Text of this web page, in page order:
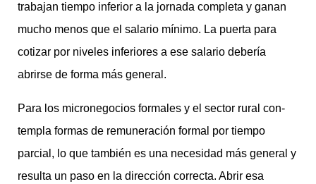
trabajan tiempo inferior a la jornada completa y ganan
mucho menos que el salario mínimo. La puerta para
cotizar por niveles inferiores a ese salario debería
abrirse de forma más general.
Para los micronegocios formales y el sector rural con-
templa formas de remuneración formal por tiempo
parcial, lo que también es una necesidad más general y
resulta un paso en la dirección correcta. Abrir esa